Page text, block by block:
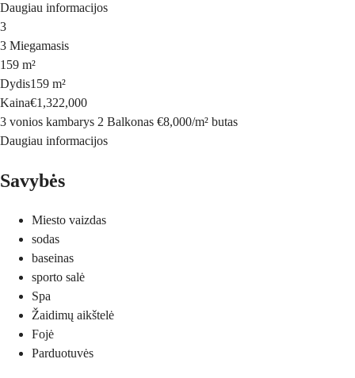
Daugiau informacijos
3
3 Miegamasis
159 m²
Dydis159 m²
Kaina€1,322,000
3 vonios kambarys 2 Balkonas €8,000/m² butas
Daugiau informacijos
Savybės
Miesto vaizdas
sodas
baseinas
sporto salė
Spa
Žaidimų aikštelė
Fojė
Parduotuvės